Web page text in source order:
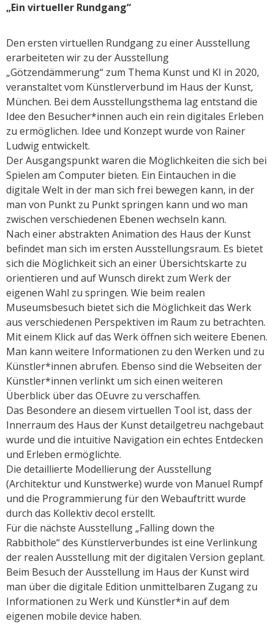
„Ein virtueller Rundgang“
Den ersten virtuellen Rundgang zu einer Ausstellung
erarbeiteten wir zu der Ausstellung
„Götzendämmerung“ zum Thema Kunst und KI in 2020,
veranstaltet vom Künstlerverbund im Haus der Kunst,
München. Bei dem Ausstellungsthema lag entstand die
Idee den Besucher*innen auch ein rein digitales Erleben
zu ermöglichen. Idee und Konzept wurde von Rainer
Ludwig entwickelt.
Der Ausgangspunkt waren die Möglichkeiten die sich bei
Spielen am Computer bieten. Ein Eintauchen in die
digitale Welt in der man sich frei bewegen kann, in der
man von Punkt zu Punkt springen kann und wo man
zwischen verschiedenen Ebenen wechseln kann.
Nach einer abstrakten Animation des Haus der Kunst
befindet man sich im ersten Ausstellungsraum. Es bietet
sich die Möglichkeit sich an einer Übersichtskarte zu
orientieren und auf Wunsch direkt zum Werk der
eigenen Wahl zu springen. Wie beim realen
Museumsbesuch bietet sich die Möglichkeit das Werk
aus verschiedenen Perspektiven im Raum zu betrachten.
Mit einem Klick auf das Werk öffnen sich weitere Ebenen.
Man kann weitere Informationen zu den Werken und zu
Künstler*innen abrufen. Ebenso sind die Webseiten der
Künstler*innen verlinkt um sich einen weiteren
Überblick über das OEuvre zu verschaffen.
Das Besondere an diesem virtuellen Tool ist, dass der
Innerraum des Haus der Kunst detailgetreu nachgebaut
wurde und die intuitive Navigation ein echtes Entdecken
und Erleben ermöglichte.
Die detaillierte Modellierung der Ausstellung
(Architektur und Kunstwerke) wurde von Manuel Rumpf
und die Programmierung für den Webauftritt wurde
durch das Kollektiv decol erstellt.
Für die nächste Ausstellung „Falling down the
Rabbithole“ des Künstlerverbundes ist eine Verlinkung
der realen Ausstellung mit der digitalen Version geplant.
Beim Besuch der Ausstellung im Haus der Kunst wird
man über die digitale Edition unmittelbaren Zugang zu
Informationen zu Werk und Künstler*in auf dem
eigenen mobile device haben.